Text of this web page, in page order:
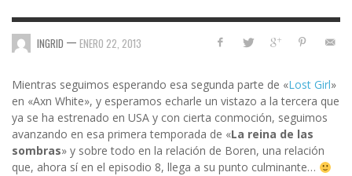
INGRID — ENERO 22, 2013
Mientras seguimos esperando esa segunda parte de «Lost Girl»
en «Axn White», y esperamos echarle un vistazo a la tercera que
ya se ha estrenado en USA y con cierta conmoción, seguimos
avanzando en esa primera temporada de «La reina de las
sombras» y sobre todo en la relación de Boren, una relación
que, ahora sí en el episodio 8, llega a su punto culminante…